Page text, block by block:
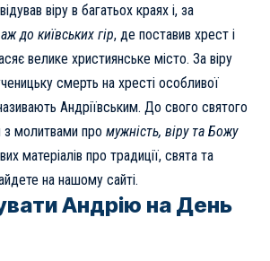
віру в багатьох краях і, за
до київських гір, де поставив хрест і
велике християнське місто. За віру
смерть на хресті особливої
Андріївським. До свого святого
з молитвами про мужність, віру та Божу
матеріалів про традиції, свята та
на нашому сайті.
Андрію на День